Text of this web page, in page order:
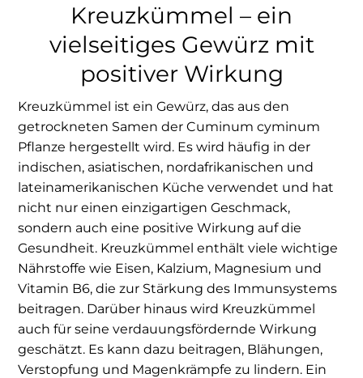
Kreuzkümmel – ein
vielseitiges Gewürz mit
positiver Wirkung
Kreuzkümmel ist ein Gewürz, das aus den
getrockneten Samen der Cuminum cyminum
Pflanze hergestellt wird. Es wird häufig in der
indischen, asiatischen, nordafrikanischen und
lateinamerikanischen Küche verwendet und hat
nicht nur einen einzigartigen Geschmack,
sondern auch eine positive Wirkung auf die
Gesundheit. Kreuzkümmel enthält viele wichtige
Nährstoffe wie Eisen, Kalzium, Magnesium und
Vitamin B6, die zur Stärkung des Immunsystems
beitragen. Darüber hinaus wird Kreuzkümmel
auch für seine verdauungsfördernde Wirkung
geschätzt. Es kann dazu beitragen, Blähungen,
Verstopfung und Magenkrämpfe zu lindern. Ein